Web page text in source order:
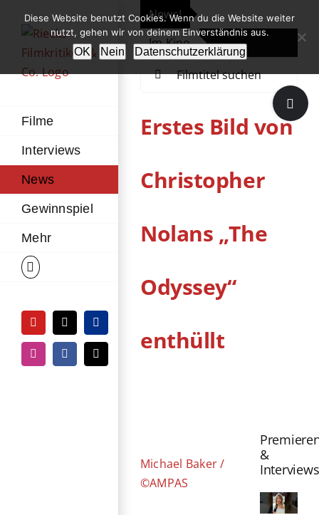
Inhalt
springen
Filme
Interviews
News
Gewinnspiel
Mehr
YouTubeTiktokPayPal
InstagramFacebook
E-
Mail
News!
Im Kino
Die
Erstes Bild von
Christopher
Nolans „The
Odyssey“
enthüllt
Michael Baker /
©AMPAS
&
Interviews
Toggle
Sliding
Bar
Diese Website benutzt Cookies. Wenn du die Website weiter
nutzt, gehen wir von deinem Einverständnis aus.
OK Nein Datenschutzerklärung